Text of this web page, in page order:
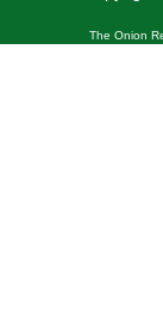
The Onion